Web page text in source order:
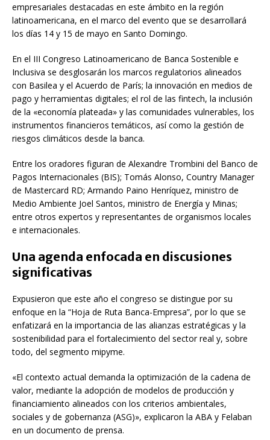
empresariales destacadas en este ámbito en la región
latinoamericana, en el marco del evento que se desarrollará
los días 14 y 15 de mayo en Santo Domingo.
En el III Congreso Latinoamericano de Banca Sostenible e
Inclusiva se desglosarán los marcos regulatorios alineados
con Basilea y el Acuerdo de París; la innovación en medios de
pago y herramientas digitales; el rol de las fintech, la inclusión
de la «economía plateada» y las comunidades vulnerables, los
instrumentos financieros temáticos, así como la gestión de
riesgos climáticos desde la banca.
Entre los oradores figuran de Alexandre Trombini del Banco de
Pagos Internacionales (BIS); Tomás Alonso, Country Manager
de Mastercard RD; Armando Paino Henríquez, ministro de
Medio Ambiente Joel Santos, ministro de Energía y Minas;
entre otros expertos y representantes de organismos locales
e internacionales.
Una agenda enfocada en discusiones
significativas
Expusieron que este año el congreso se distingue por su
enfoque en la “Hoja de Ruta Banca-Empresa”, por lo que se
enfatizará en la importancia de las alianzas estratégicas y la
sostenibilidad para el fortalecimiento del sector real y, sobre
todo, del segmento mipyme.
«El contexto actual demanda la optimización de la cadena de
valor, mediante la adopción de modelos de producción y
financiamiento alineados con los criterios ambientales,
sociales y de gobernanza (ASG)», explicaron la ABA y Felaban
en un documento de prensa.